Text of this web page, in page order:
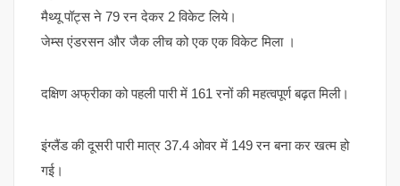
मैथ्यू पॉट्स ने 79 रन देकर 2 विकेट लिये।
जेम्स एंडरसन और जैक लीच को एक एक विकेट मिला ।
दक्षिण अफ्रीका को पहली पारी में 161 रनों की महत्वपूर्ण बढ़त मिली।
इंग्लैंड की दूसरी पारी मात्र 37.4 ओवर में 149 रन बना कर खत्म हो
गई।